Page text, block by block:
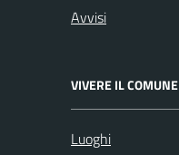
Avvisi
VIVERE IL COMUNE
Luoghi